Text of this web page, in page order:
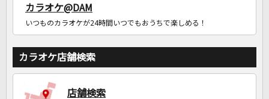
カラオケ@DAM
いつものカラオケが24時間いつでもおうちで楽しめる！
カラオケ店舗検索
店舗検索